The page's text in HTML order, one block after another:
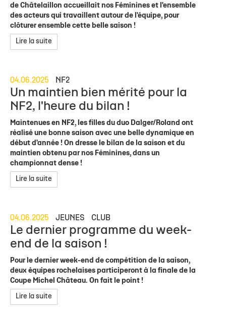
de Châtelaillon accueillait nos Féminines et l'ensemble
des acteurs qui travaillent autour de l'équipe, pour
clôturer ensemble cette belle saison !
Lire la suite
04.06.2025 NF2
Un maintien bien mérité pour la
NF2, l'heure du bilan !
Maintenues en NF2, les filles du duo Dalger/Roland ont
réalisé une bonne saison avec une belle dynamique en
début d'année ! On dresse le bilan de la saison et du
maintien obtenu par nos Féminines, dans un
championnat dense !
Lire la suite
04.06.2025 JEUNES CLUB
Le dernier programme du week-
end de la saison !
Pour le dernier week-end de compétition de la saison,
deux équipes rochelaises participeront à la finale de la
Coupe Michel Château. On fait le point !
Lire la suite